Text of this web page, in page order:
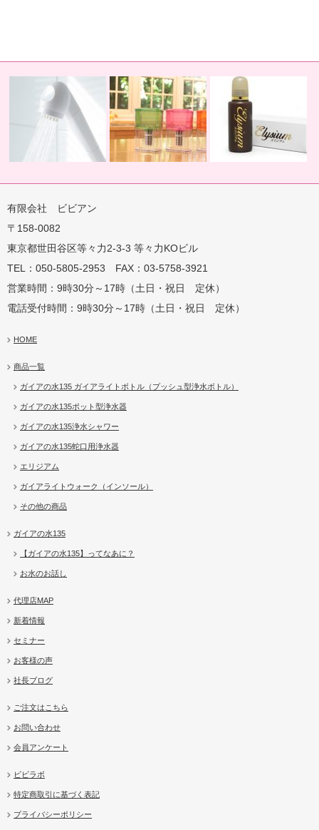
用地球の恵みを シャワー
有限会社 ビビアン
〒158-0082
東京都世田谷区等々力2-3-3 等々力KOビル
TEL：050-5805-2953 FAX：03-5758-3921
営業時間：9時30分～17時（土日・祝日 定休）
電話受付時間：9時30分～17時（土日・祝日 定休）
HOME
商品一覧
ガイアの水135 ガイアライトボトル（プッシュ型浄水ボトル）
ガイアの水135ポット型浄水器
ガイアの水135浄水シャワー
ガイアの水135蛇口用浄水器
エリジアム
ガイアライトウォーク（インソール）
その他の商品
ガイアの水135
【ガイアの水135】ってなあに？
お水のお話し
代理店MAP
新着情報
セミナー
お客様の声
社長ブログ
ご注文はこちら
お問い合わせ
会員アンケート
ビビラボ
特定商取引に基づく表記
プライバシーポリシー